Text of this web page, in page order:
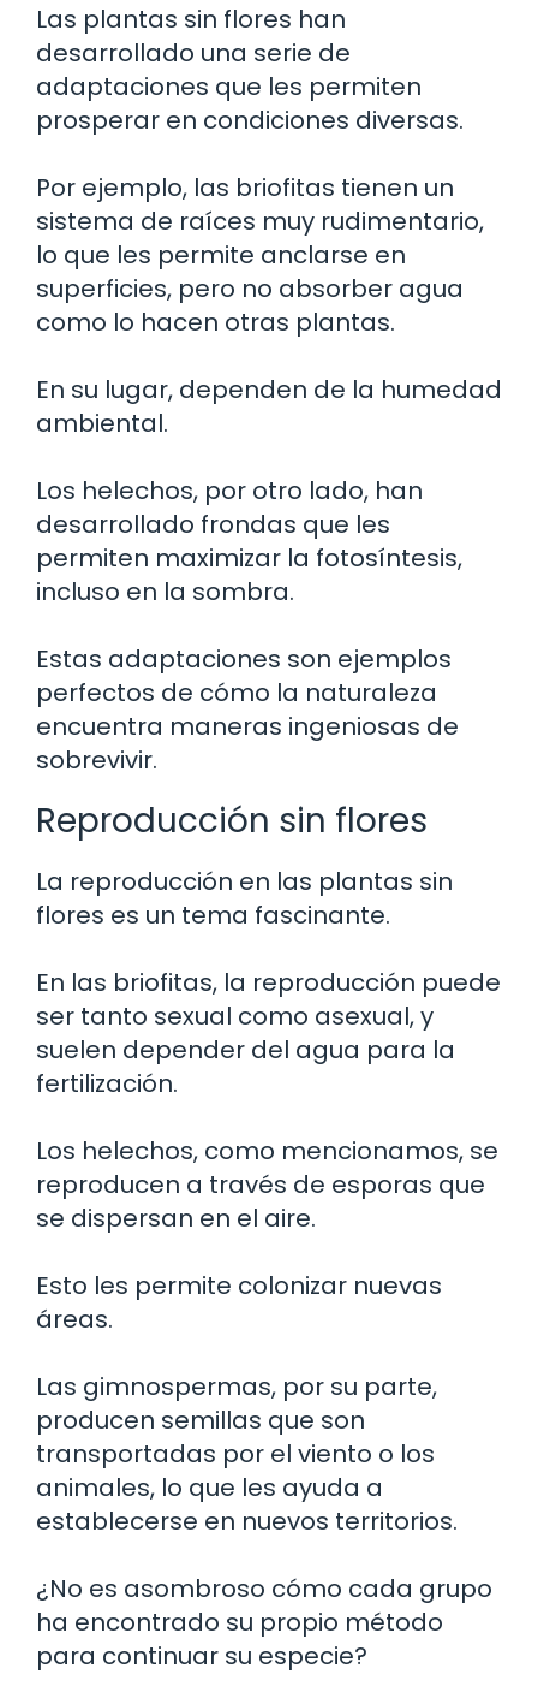
Las plantas sin flores han
desarrollado una serie de
adaptaciones que les permiten
prosperar en condiciones diversas.
Por ejemplo, las briofitas tienen un
sistema de raíces muy rudimentario,
lo que les permite anclarse en
superficies, pero no absorber agua
como lo hacen otras plantas.
En su lugar, dependen de la humedad
ambiental.
Los helechos, por otro lado, han
desarrollado frondas que les
permiten maximizar la fotosíntesis,
incluso en la sombra.
Estas adaptaciones son ejemplos
perfectos de cómo la naturaleza
encuentra maneras ingeniosas de
sobrevivir.
Reproducción sin flores
La reproducción en las plantas sin
flores es un tema fascinante.
En las briofitas, la reproducción puede
ser tanto sexual como asexual, y
suelen depender del agua para la
fertilización.
Los helechos, como mencionamos, se
reproducen a través de esporas que
se dispersan en el aire.
Esto les permite colonizar nuevas
áreas.
Las gimnospermas, por su parte,
producen semillas que son
transportadas por el viento o los
animales, lo que les ayuda a
establecerse en nuevos territorios.
¿No es asombroso cómo cada grupo
ha encontrado su propio método
para continuar su especie?